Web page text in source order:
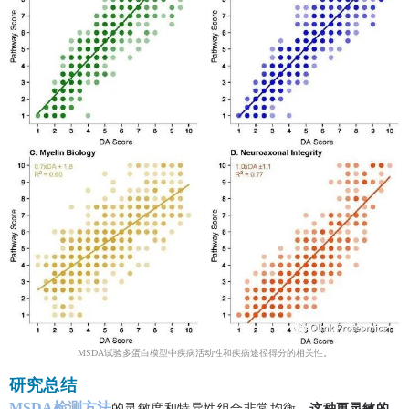
MSDA试验多蛋白模型中疾病活动性和疾病途径得分的相关性。
研究总结